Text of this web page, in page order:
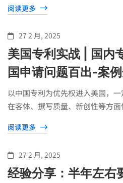
阅读更多
27 2 月, 2025
美国专利实战 | 国内
国申请问题百出-案
以中国专利为优先权进入美国，一
在客体、撰写质量、新创性等方
阅读更多
27 2 月, 2025
经验分享：半年左右